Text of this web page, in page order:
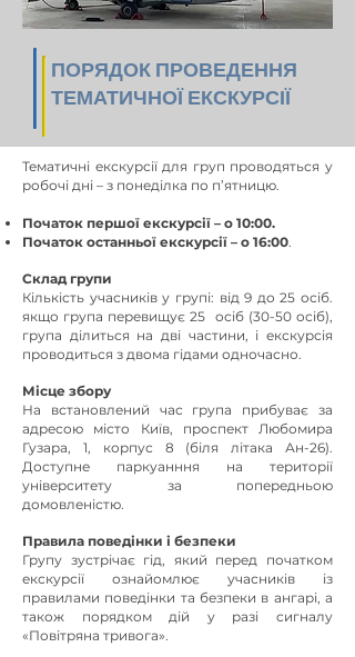
ПОРЯДОК ПРОВЕДЕННЯ
ТЕМАТИЧНОЇ ЕКСКУРСІЇ
Тематичні екскурсії для груп проводяться у
робочі дні – з понеділка по п’ятницю.
Початок першої екскурсії – о 10:00.
Початок останньої екскурсії – о 16:00
Склад групи
Кількість учасників у групі: від 9 до 25 осіб.
якщо група перевищує 25 осіб (30-50 осіб),
група ділиться на дві частини, і екскурсія
проводиться з двома гідами одночасно.
Місце збору
На встановлений час група прибуває за
адресою місто Київ, проспект Любомира
Гузара, 1, корпус 8 (біля літака Ан-26).
Доступне паркуанння на території
університету за попередньою
домовленістю.
Правила поведінки і безпеки
Групу зустрічає гід, який перед початком
екскурсії ознайомлює учасників із
правилами поведінки та безпеки в ангарі, а
також порядком дій у разі сигналу
«Повітряна тривога».